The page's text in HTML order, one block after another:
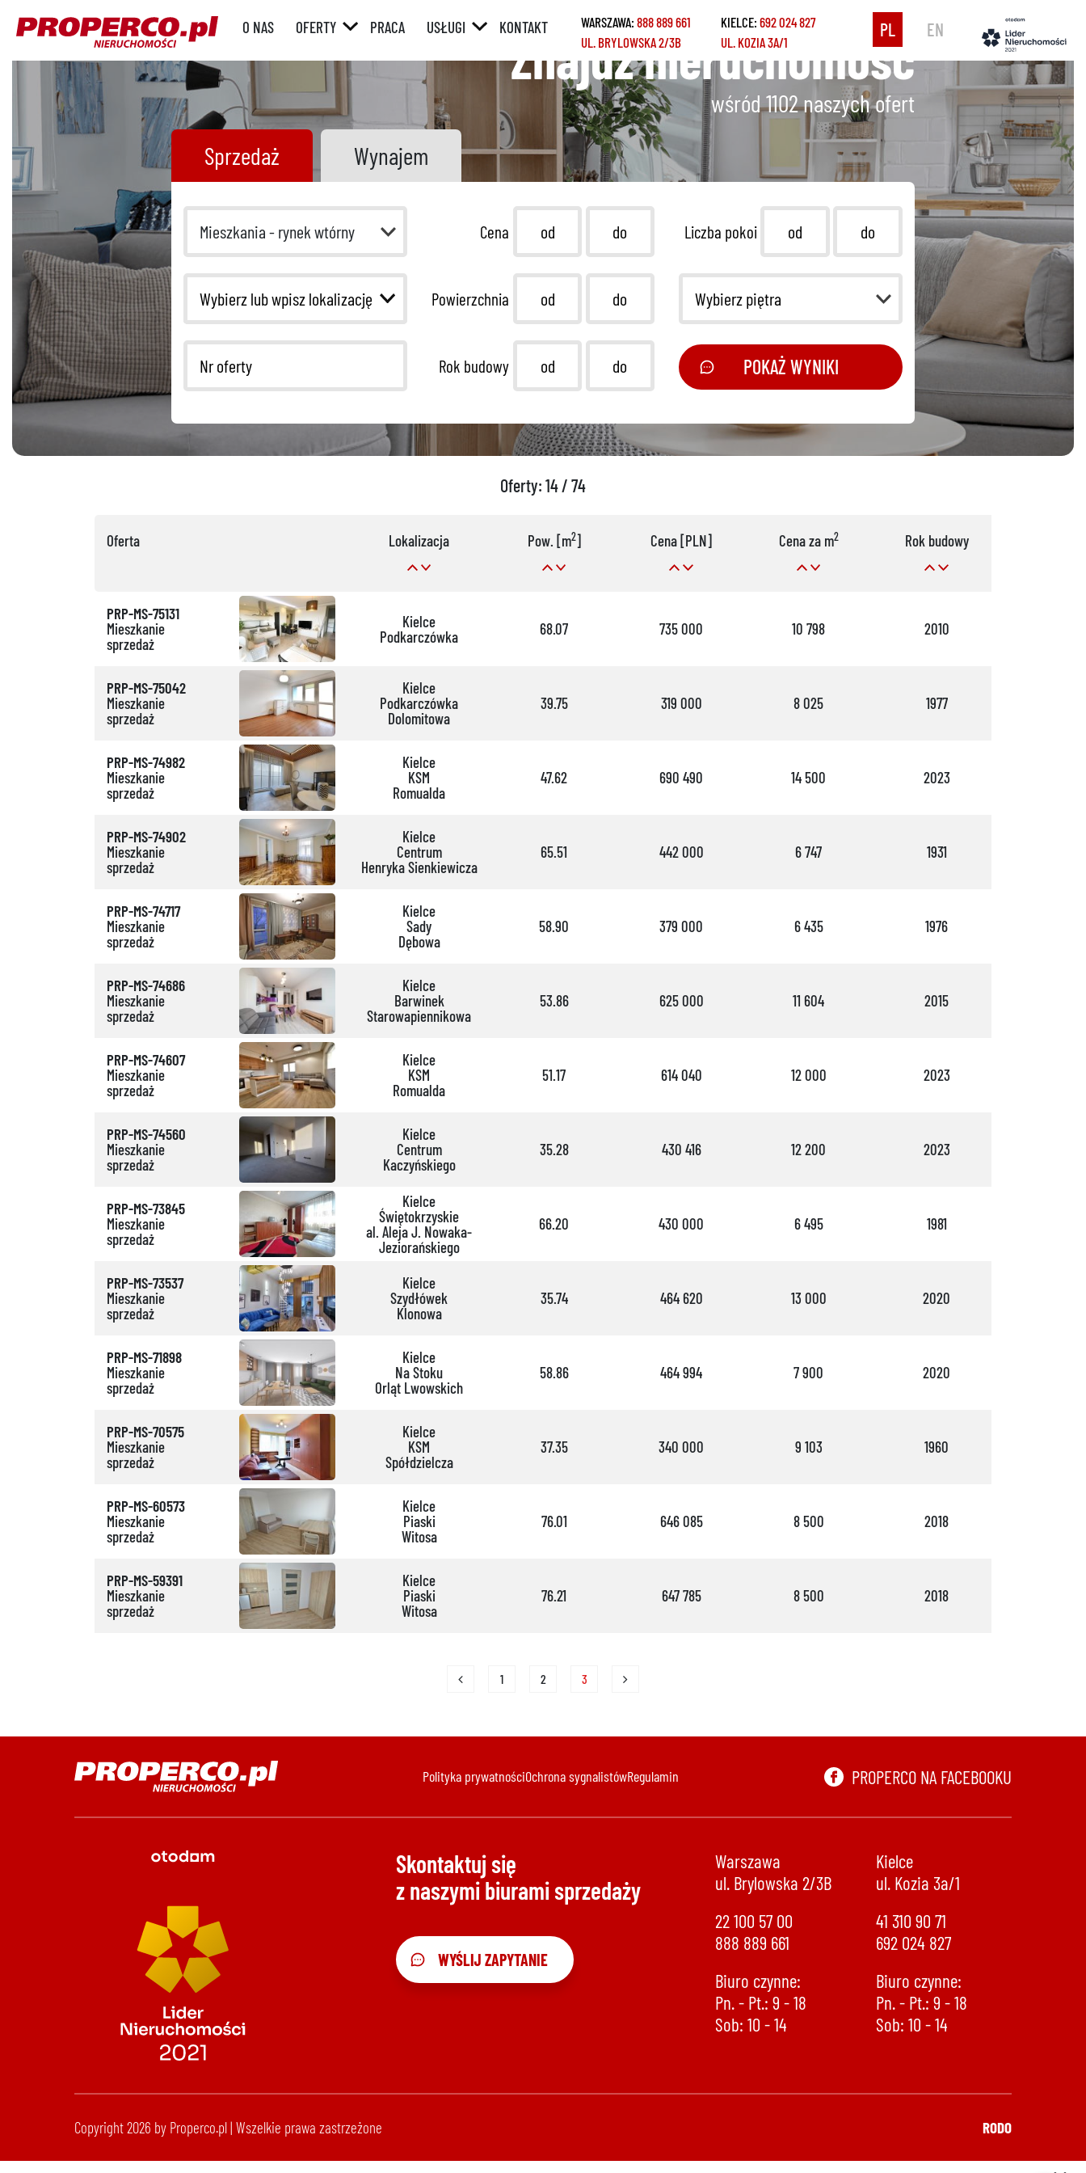
O NAS OFERTY
RYNEK
PRACA USŁUGI
W SPRZEDAŻY /
POŚREDNICTWO
W ZAKUPIE /
NAJMIE
HOME STAGING
KONTAKT WARSZAWA:888 889 661
UL. BRYLOWSKA 2/3B
KIELCE:692 024 827
UL. KOZIA 3A/1
PL EN
Znajdź nieruchomość
wśród 1102naszych ofert
Sprzedaż
Wynajem
Mieszkania - rynek wtórny Cena
Powierzchnia
Rok budowy
Liczba pokoi
Wybierz piętra
POKAŻ WYNIKI
Oferty: 14 / 74
Oferta Lokalizacja Pow. [m2] Cena [PLN] Cena za m2 Rok budowy
PRP-MS-75131
Mieszkanie
sprzedaż
Kielce
Podkarczówka
68.07 735 000 10 798 2010
PRP-MS-75042
Mieszkanie
sprzedaż
Kielce
Podkarczówka
Dolomitowa
39.75 319 000 8 025 1977
PRP-MS-74982
Mieszkanie
sprzedaż
Kielce
KSM
Romualda
47.62 690 490 14 500 2023
PRP-MS-74902
Mieszkanie
sprzedaż
Kielce
Centrum
Henryka Sienkiewicza
65.51 442 000 6 747 1931
PRP-MS-74717
Mieszkanie
sprzedaż
Kielce
Sady
Dębowa
58.90 379 000 6 435 1976
PRP-MS-74686
Mieszkanie
sprzedaż
Kielce
Barwinek
Starowapiennikowa
53.86 625 000 11 604 2015
PRP-MS-74607
Mieszkanie
sprzedaż
Kielce
KSM
Romualda
51.17 614 040 12 000 2023
PRP-MS-74560
Mieszkanie
sprzedaż
Kielce
Centrum
Kaczyńskiego
35.28 430 416 12 200 2023
PRP-MS-73845
Mieszkanie
sprzedaż
Kielce
Świętokrzyskie
al. Aleja J. Nowaka-
Jeziorańskiego
66.20 430 000 6 495 1981
PRP-MS-73537
Mieszkanie
sprzedaż
Kielce
Szydłówek
Klonowa
35.74 464 620 13 000 2020
PRP-MS-71898
Mieszkanie
sprzedaż
Kielce
Na Stoku
Orląt Lwowskich
58.86 464 994 7 900 2020
PRP-MS-70575
Mieszkanie
sprzedaż
Kielce
KSM
Spółdzielcza
37.35 340 000 9 103 1960
PRP-MS-60573
Mieszkanie
sprzedaż
Kielce
Piaski
Witosa
76.01 646 085 8 500 2018
PRP-MS-59391
Mieszkanie
sprzedaż
Kielce
Piaski
Witosa
76.21 647 785 8 500 2018
1 2 3
Polityka prywatnościOchrona sygnalistówRegulamin PROPERCO NA FACEBOOKU
Skontaktuj się
z naszymi biurami sprzedaży
WYŚLIJ ZAPYTANIE
Warszawa
ul. Brylowska 2/3B
22 100 57 00
888 889 661
Biuro czynne:
Pn. - Pt.: 9 - 18
Sob: 10 - 14
Kielce
ul. Kozia 3a/1
41 310 90 71
692 024 827
Biuro czynne:
Pn. - Pt.: 9 - 18
Sob: 10 - 14
Copyright 2026 by Properco.pl | Wszelkie prawa zastrzeżone RODO
888 889 661
692 024 827